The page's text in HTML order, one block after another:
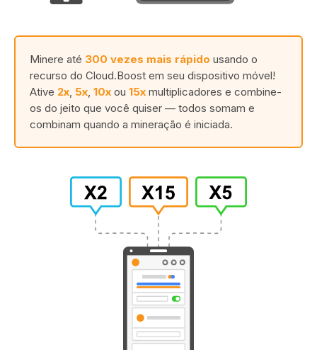
Minere até 300 vezes mais rápido usando o
recurso do Cloud.Boost em seu dispositivo móvel!
Ative 2x 5x 10x ou 15x multiplicadores e combine-
os do jeito que você quiser — todos somam e
combinam quando a mineração é iniciada.